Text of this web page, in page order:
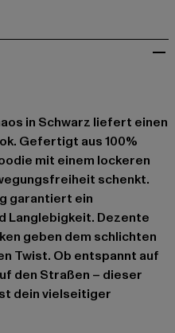
in Schwarz liefert einen
Gefertigt aus 100%
mit einem lockeren
schenkt.
garantiert ein
Langlebigkeit. Dezente
geben dem schlichten
Twist. Ob entspannt auf
den Straßen – dieser
dein vielseitiger